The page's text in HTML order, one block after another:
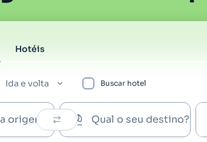
Hotéis
Ida e volta Buscar hotel
origem? Qual o seu destino?